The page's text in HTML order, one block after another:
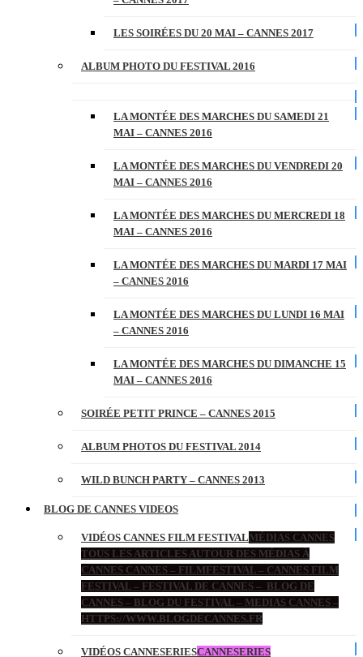
LES SOIRÉES DU 20 MAI – CANNES 2017
ALBUM PHOTO DU FESTIVAL 2016
LA MONTÉE DES MARCHES DU SAMEDI 21
MAI – CANNES 2016
LA MONTÉE DES MARCHES DU VENDREDI 20
MAI – CANNES 2016
LA MONTÉE DES MARCHES DU MERCREDI 18
MAI – CANNES 2016
LA MONTÉE DES MARCHES DU MARDI 17 MAI
– CANNES 2016
LA MONTÉE DES MARCHES DU LUNDI 16 MAI
– CANNES 2016
LA MONTÉE DES MARCHES DU DIMANCHE 15
MAI – CANNES 2016
SOIRÉE PETIT PRINCE – CANNES 2015
ALBUM PHOTOS DU FESTIVAL 2014
WILD BUNCH PARTY – CANNES 2013
BLOG DE CANNES VIDEOS
VIDÉOS CANNES FILM FESTIVALMÉDIAS CANNES
TOUS LES ARTICLES AUTOUR DES MÉDIAS À
CANNES CANNES – FILMFESTIVAL – CANNES FILM
FESTIVAL – FESTIVAL DE CANNES – BLOG DE
CANNES – BLOG DU FESTIVAL – MEDIAS CANNES –
HTTPS://WWW.BLOGDECANNES.FR
VIDÉOS CANNESERIESCANNESERIES